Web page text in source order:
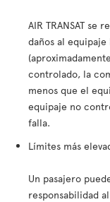
AIR TRANSAT
daños al equipaje
controlado, la
menos que el
equipaje no
falla.
Límites más
Un pasajero
responsabilidad